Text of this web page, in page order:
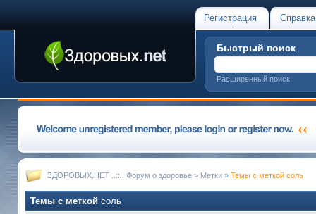
Регистрация Справка
Быстрый поиск
Расширенный поиск
ЗДОРОВЫХ.НЕТ ..::.. Форум о здоровье > Метки » Темы с меткой соль
Темы с меткой соль